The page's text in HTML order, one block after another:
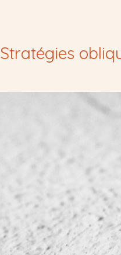
Stratégies